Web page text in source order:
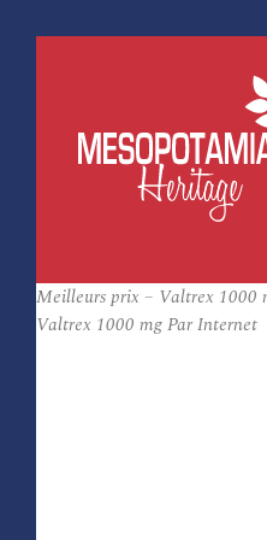
Meilleurs prix – Valtrex 1000
Valtrex 1000 mg Par Internet